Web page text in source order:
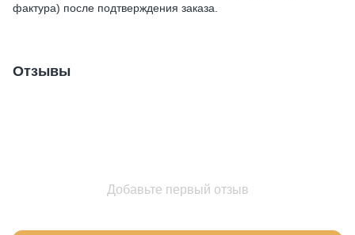
фактура) после подтверждения заказа.
Отзывы
Добавьте первый отзыв